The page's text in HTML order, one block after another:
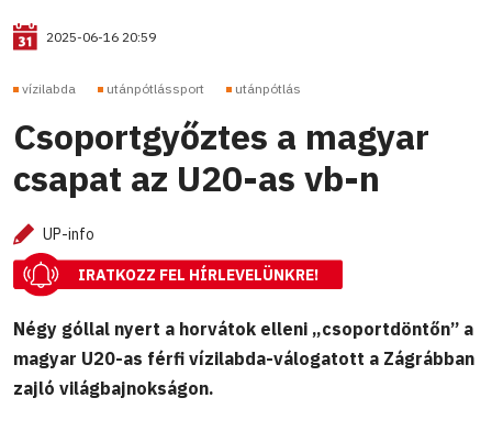
2025-06-16 20:59
vízilabda utánpótlássport utánpótlás
Csoportgyőztes a magyar
csapat az U20-as vb-n
UP-info
IRATKOZZ FEL HÍRLEVELÜNKRE!
Négy góllal nyert a horvátok elleni „csoportdöntőn” a
magyar U20-as férfi vízilabda-válogatott a Zágrábban
zajló világbajnokságon.